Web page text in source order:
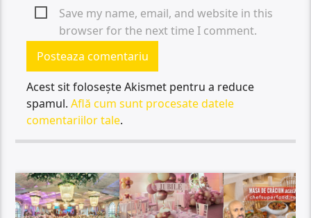
Save my name, email, and website in this
browser for the next time I comment.
Acest sit folosește Akismet pentru a reduce
spamul.Află cum sunt procesate datele
comentariilor tale.